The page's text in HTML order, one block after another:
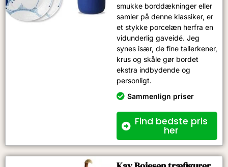
smukke borddækninger eller
samler på denne klassiker, er
et stykke porcelæn herfra en
vidunderlig gaveidé. Jeg
synes især, de fine tallerkener,
krus og skåle gør bordet
ekstra indbydende og
personligt.
Sammenlign priser
Find bedste pris
her